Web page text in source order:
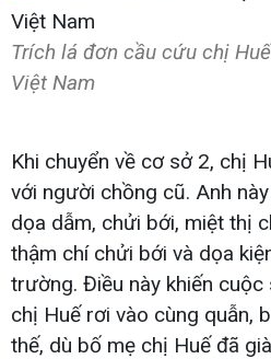
Trích lá đơn cầu cứu chị
Việt Nam
Khi chuyển về cơ sở 2, chị
với người chồng cũ. Anh
dọa dẫm, chửi bới, miệt thị
thậm chí chửi bới và dọa
trường. Điều này khiến
chị Huế rơi vào cùng quẫn,
thế, dù bố mẹ chị Huế đã